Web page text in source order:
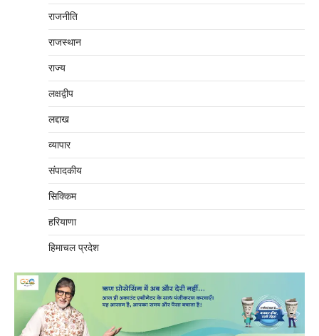
राजनीति
राजस्थान
राज्य
लक्षद्वीप
लद्दाख
व्यापार
संपादकीय
सिक्किम
हरियाणा
हिमाचल प्रदेश